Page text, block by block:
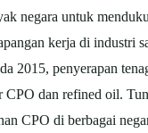
negara untuk
kerja di industri
2015, penyerapan
CPO dan refined oil.
CPO di berbagai